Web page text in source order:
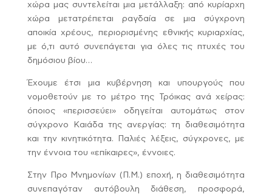
χώρα μας συντελείται μια μετάλλαξη: από κυρίαρχη
χώρα μετατρέπεται ραγδαία σε μια σύγχρονη
αποικία χρέους, περιορισμένης εθνικής κυριαρχίας,
με ό,τι αυτό συνεπάγεται για όλες τις πτυχές του
δημόσιου βίου…
Έχουμε έτσι μια κυβέρνηση και υπουργούς που
νομοθετούν με το μέτρο της Τρόικας ανά χείρας:
όποιος «περισσεύει» οδηγείται αυτομάτως στον
σύγχρονο Καιάδα της ανεργίας: τη διαθεσιμότητα
και την κινητικότητα. Παλιές λέξεις, σύγχρονες, με
την έννοια του «επίκαιρες», έννοιες.
Στην Προ Μνημονίων (Π.Μ.) εποχή, η διαθεσιμότητα
συνεπαγόταν αυτόβουλη διάθεση, προσφορά,